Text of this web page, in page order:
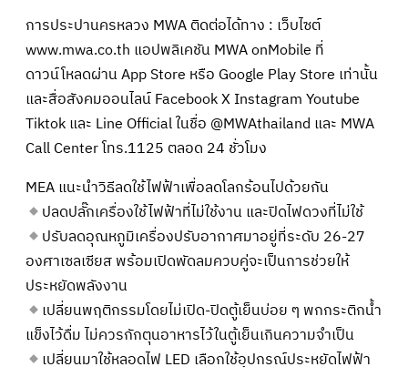
การประปานครหลวง MWA ติดต่อได้ทาง : เว็บไซต์
www.mwa.co.th แอปพลิเคชัน MWA onMobile ที่
ดาวน์โหลดผ่าน App Store หรือ Google Play Store เท่านั้น
และสื่อสังคมออนไลน์ Facebook X Instagram Youtube
Tiktok และ Line Official ในชื่อ @MWAthailand และ MWA
Call Center โทร.1125 ตลอด 24 ชั่วโมง
MEA แนะนำวิธีลดใช้ไฟฟ้าเพื่อลดโลกร้อนไปด้วยกัน
ปลดปลั๊กเครื่องใช้ไฟฟ้าที่ไม่ใช้งาน และปิดไฟดวงที่ไม่ใช้
ปรับลดอุณหภูมิเครื่องปรับอากาศมาอยู่ที่ระดับ 26-27
องศาเซลเซียส พร้อมเปิดพัดลมควบคู่จะเป็นการช่วยให้
ประหยัดพลังงาน
เปลี่ยนพฤติกรรมโดยไม่เปิด-ปิดตู้เย็นบ่อย ๆ พกกระติกน้ำ
แข็งไว้ดื่ม ไม่ควรกักตุนอาหารไว้ในตู้เย็นเกินความจำเป็น
เปลี่ยนมาใช้หลอดไฟ LED เลือกใช้อุปกรณ์ประหยัดไฟฟ้า